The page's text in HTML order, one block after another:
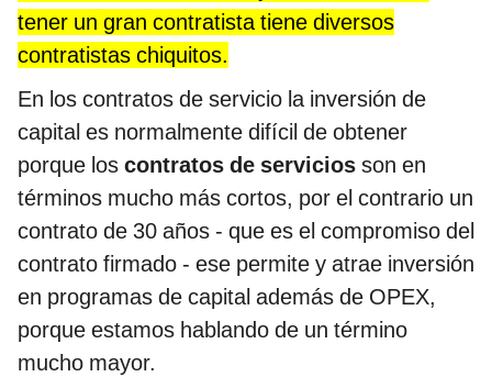
tener un gran contratista tiene diversos
contratistas chiquitos.
En los contratos de servicio la inversión de
capital es normalmente difícil de obtener
porque los contratos de servicios son en
términos mucho más cortos, por el contrario un
contrato de 30 años - que es el compromiso del
contrato firmado - ese permite y atrae inversión
en programas de capital además de OPEX,
porque estamos hablando de un término
mucho mayor.